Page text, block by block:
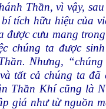
Thần, vì vậy,
tích hữu hiệu của
được cưu mang
chúng ta được
. Nhưng,
tất cả chúng ta đã
Thần Khí cũng là
giá như từ nguồn